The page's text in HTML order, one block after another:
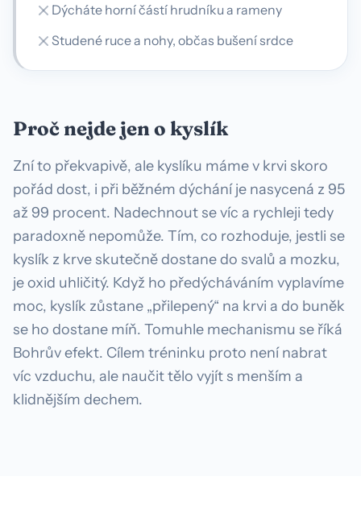
Dýcháte horní částí hrudníku a rameny
Studené ruce a nohy, občas bušení srdce
Proč nejde jen o kyslík
Zní to překvapivě, ale kyslíku máme v krvi skoro
pořád dost, i při běžném dýchání je nasycená z 95
až 99 procent. Nadechnout se víc a rychleji tedy
paradoxně nepomůže. Tím, co rozhoduje, jestli se
kyslík z krve skutečně dostane do svalů a mozku,
je oxid uhličitý. Když ho předýcháváním vyplavíme
moc, kyslík zůstane „přilepený“ na krvi a do buněk
se ho dostane míň. Tomuhle mechanismu se říká
Bohrův efekt. Cílem tréninku proto není nabrat
víc vzduchu, ale naučit tělo vyjít s menším a
klidnějším dechem.